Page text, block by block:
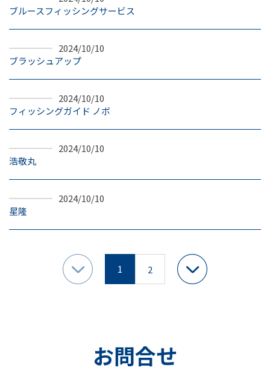
ブルースフィッシングサービス
2024/10/10
ブラッシュアップ
2024/10/10
フィッシングガイド ノボ
2024/10/10
浩敬丸
2024/10/10
星隆
1 2
お問合せ